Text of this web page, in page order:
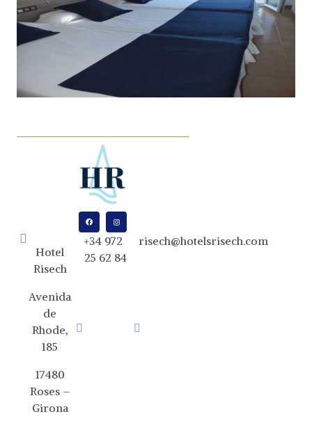
Hotel
Risech
Avenida
de
Rhode,
185
17480
Roses –
Girona
+34 972
25 62 84
risech@hotelsrisech.com